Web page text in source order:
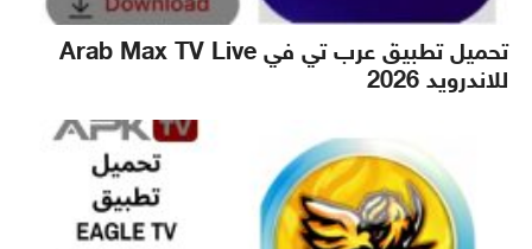
تحميل تطبيق عرب تي في Arab Max TV Live
للاندرويد 2026